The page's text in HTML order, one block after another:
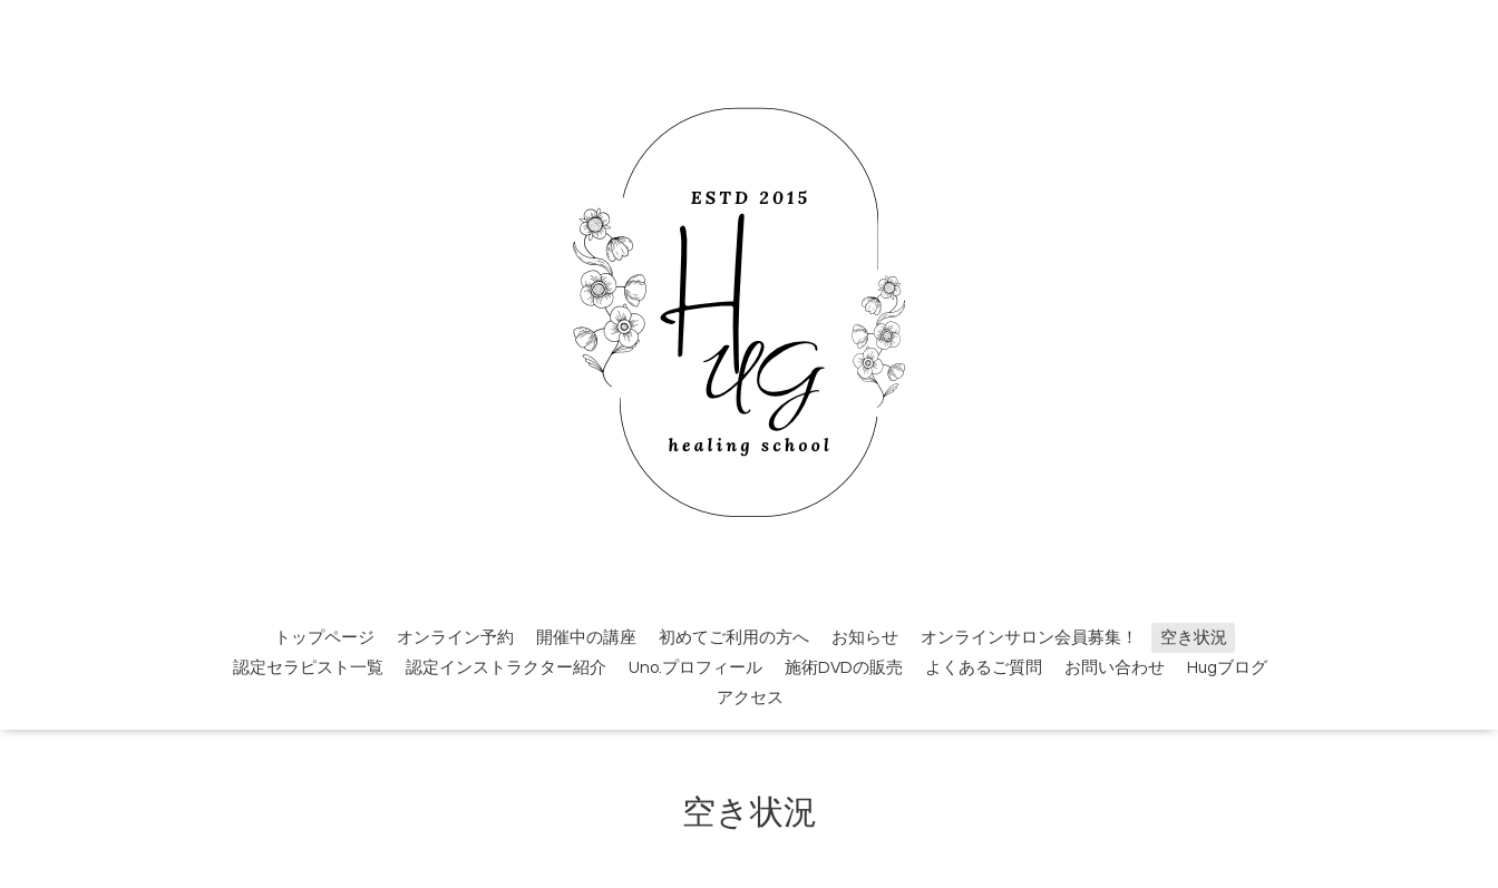
トップページ オンライン予約 開催中の講座 初めてご利用の方へ お知らせ オンラインサロン会員募集！
空き状況
認定セラピスト一覧
認定インストラクター紹介 Uno.プロフィール 施術DVDの販売 よくあるご質問 お問い合わせ
Hugブログ
アクセス
空き状況